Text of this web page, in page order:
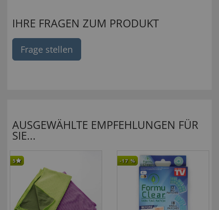
IHRE FRAGEN ZUM PRODUKT
Frage stellen
AUSGEWÄHLTE EMPFEHLUNGEN FÜR
SIE...
5 -17 %